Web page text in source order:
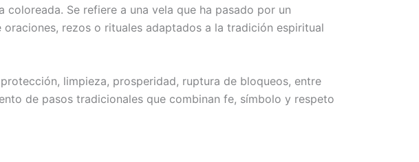
coloreada. Se refiere a una vela que ha pasado por un
rezos o rituales adaptados a la tradición espiritual
limpieza, prosperidad, ruptura de bloqueos, entre
de pasos tradicionales que combinan fe, símbolo y respeto